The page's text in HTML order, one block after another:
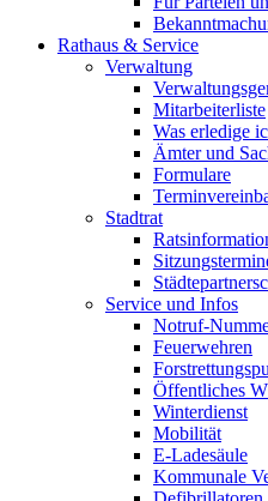
Rathaus & Service
Verwaltung
Mitarbeiterliste
Was erledige
Ämter und
Formulare
Stadtrat
Service und Infos
Notruf-
Feuerwehren
Öffentliches
Winterdienst
Mobilität
E-Ladesäule
Kommunale